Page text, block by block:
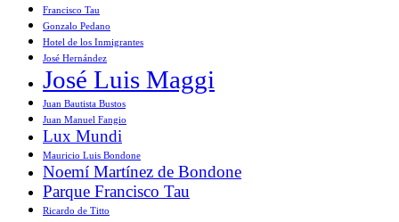
Francisco Tau
Gonzalo Pedano
Hotel de los Inmigrantes
José Hernández
José Luis Maggi
Juan Bautista Bustos
Juan Manuel Fangio
Lux Mundi
Mauricio Luis Bondone
Noemí Martínez de Bondone
Parque Francisco Tau
Ricardo de Titto